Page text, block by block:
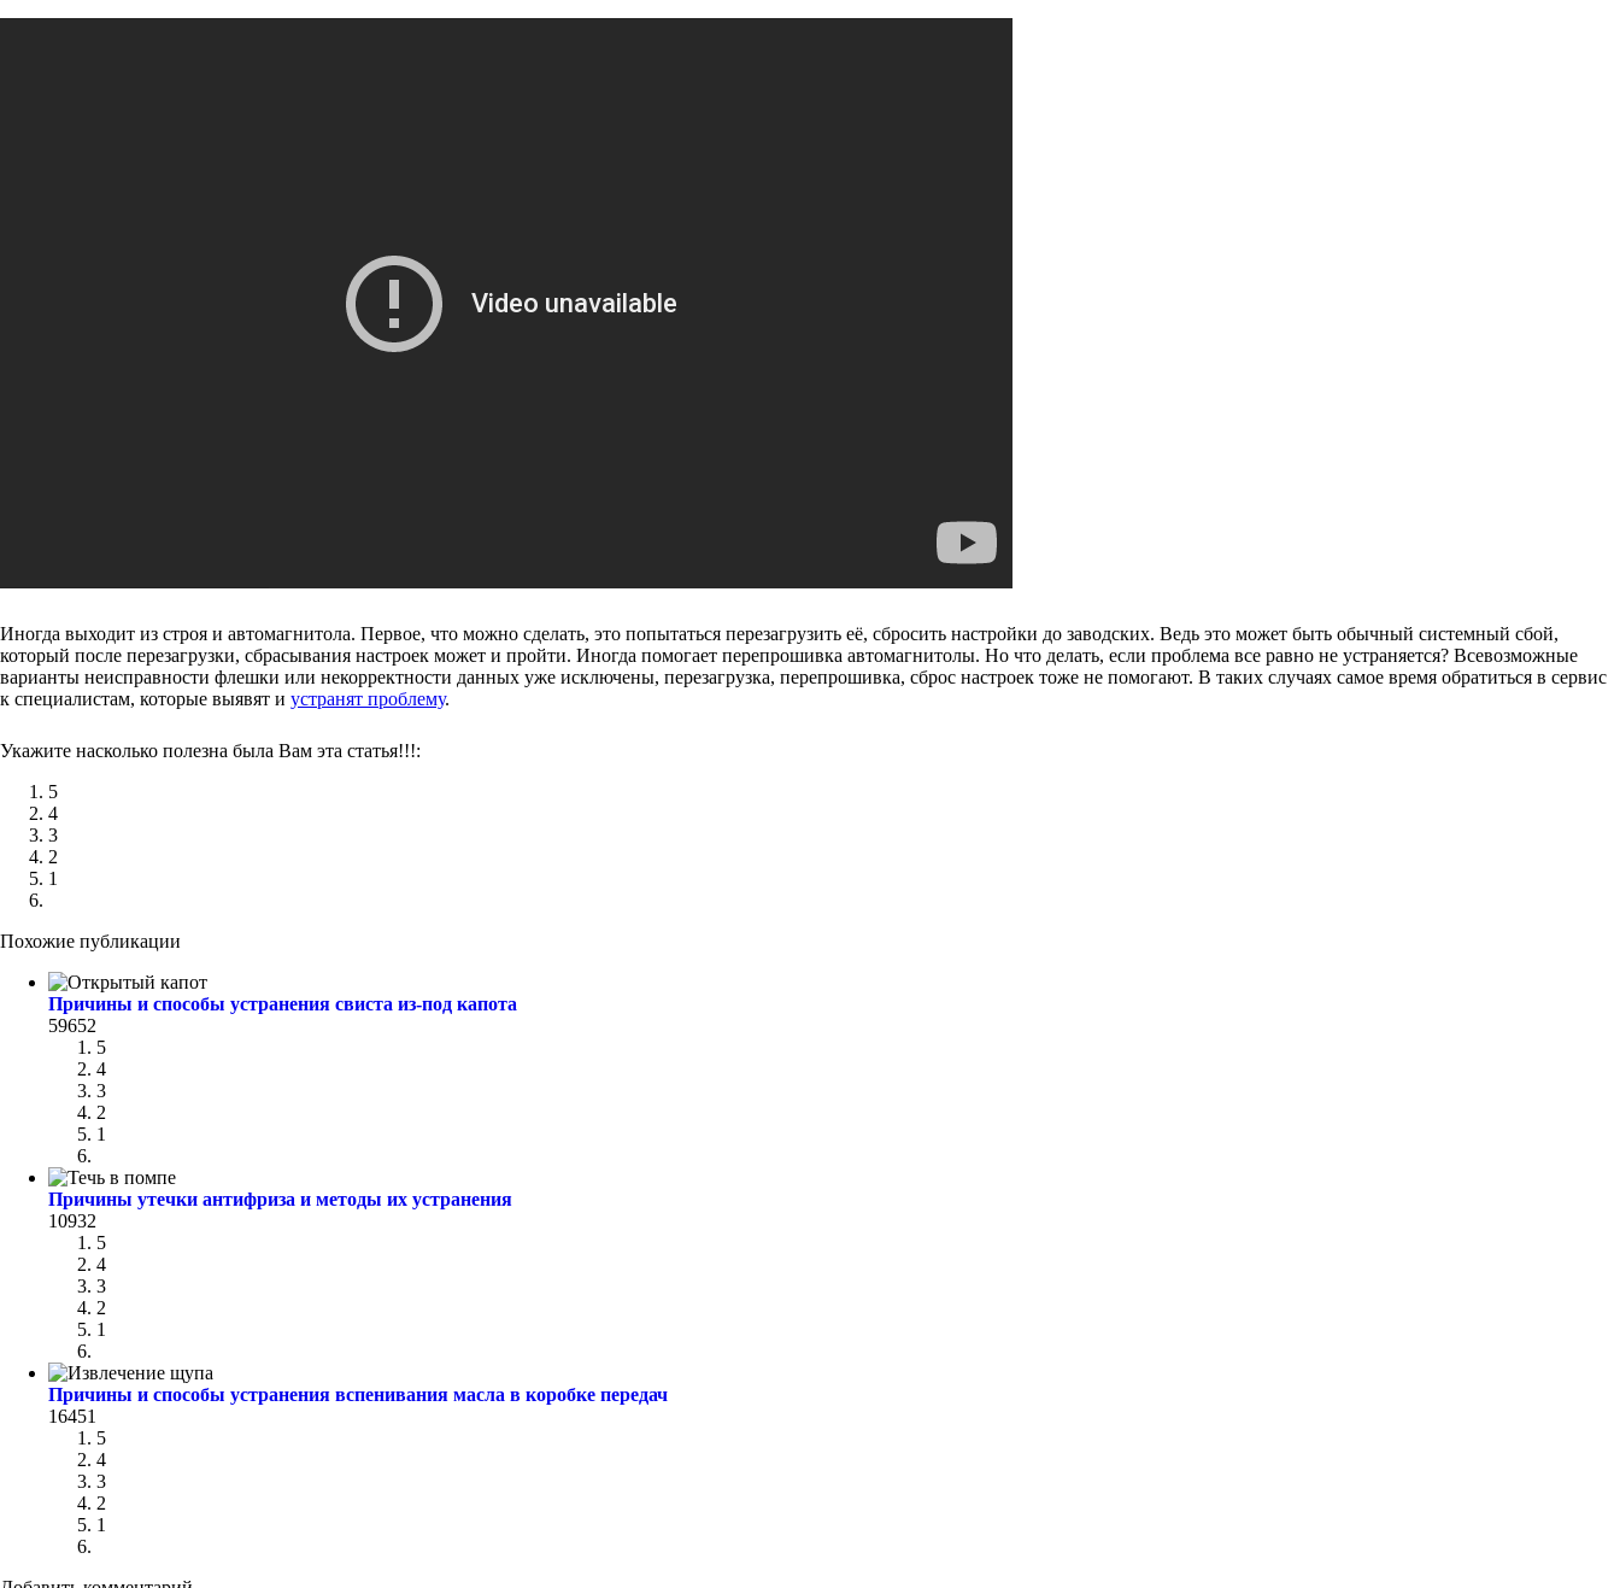
Иногда выходит из строя и автомагнитола. Первое, что можно сделать, это попытаться перезагрузить её, сбросить настройки до заводских. Ведь это может быть обычный системный сбой,
который после перезагрузки, сбрасывания настроек может и пройти. Иногда помогает перепрошивка автомагнитолы. Но что делать, если проблема все равно не устраняется? Всевозможные
варианты неисправности флешки или некорректности данных уже исключены, перезагрузка, перепрошивка, сброс настроек тоже не помогают. В таких случаях самое время обратиться в сервис
к специалистам, которые выявят и устранят проблему.
Укажите насколько полезна была Вам эта статья!!!:
5
4
3
2
1
Похожие публикации
Причины и способы устранения свиста из-под капота
59652
5
4
3
2
1
Причины утечки антифриза и методы их устранения
10932
5
4
3
2
1
Причины и способы устранения вспенивания масла в коробке передач
16451
5
4
3
2
1